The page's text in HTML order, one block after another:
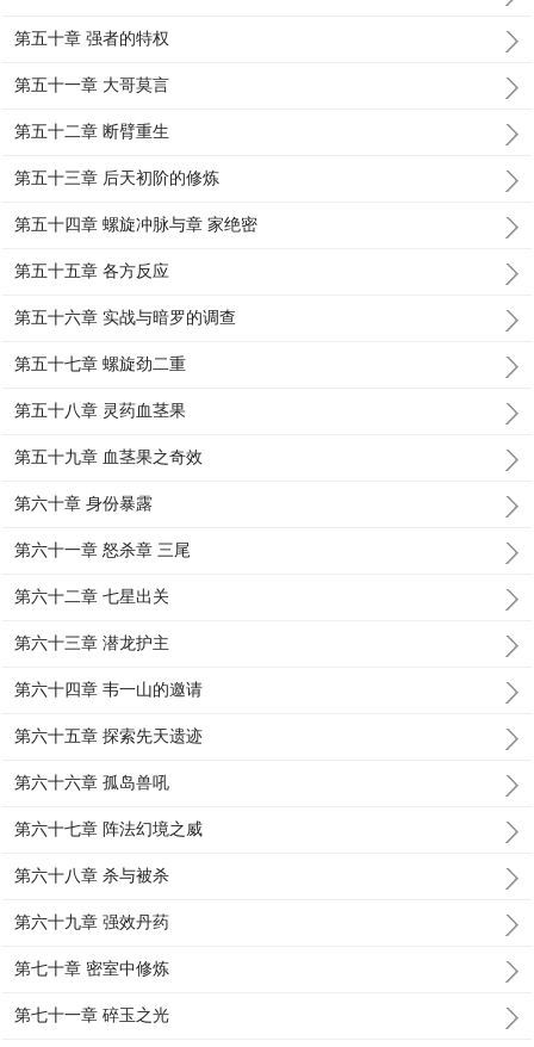
第五十章 强者的特权
第五十一章 大哥莫言
第五十二章 断臂重生
第五十三章 后天初阶的修炼
第五十四章 螺旋冲脉与章 家绝密
第五十五章 各方反应
第五十六章 实战与暗罗的调查
第五十七章 螺旋劲二重
第五十八章 灵药血茎果
第五十九章 血茎果之奇效
第六十章 身份暴露
第六十一章 怒杀章 三尾
第六十二章 七星出关
第六十三章 潜龙护主
第六十四章 韦一山的邀请
第六十五章 探索先天遗迹
第六十六章 孤岛兽吼
第六十七章 阵法幻境之威
第六十八章 杀与被杀
第六十九章 强效丹药
第七十章 密室中修炼
第七十一章 碎玉之光